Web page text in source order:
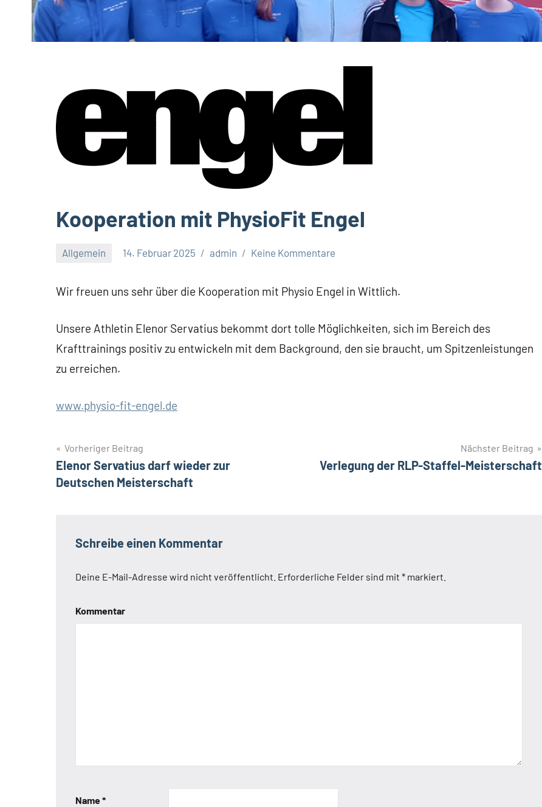
Kooperation mit PhysioFit Engel
Allgemein 14. Februar 2025 admin Keine Kommentare
Wir freuen uns sehr über die Kooperation mit Physio Engel in Wittlich.
Unsere Athletin Elenor Servatius bekommt dort tolle Möglichkeiten, sich im Bereich des
Krafttrainings positiv zu entwickeln mit dem Background, den sie braucht, um Spitzenleistungen
zu erreichen.
www.physio-fit-engel.de
Beitrags-
Navigation
Vorheriger Beitrag
Elenor Servatius darf wieder zur
Deutschen Meisterschaft
Nächster Beitrag
Verlegung der RLP-Staffel-Meisterschaft
Schreibe einen Kommentar
Deine E-Mail-Adresse wird nicht veröffentlicht. Erforderliche Felder sind mit * markiert.
Kommentar
Name*